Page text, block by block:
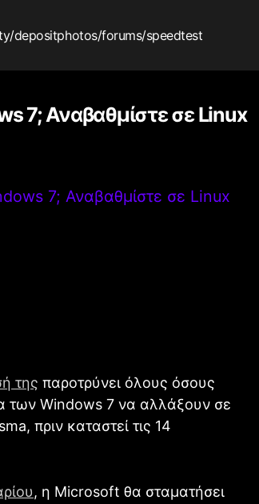
/depositphotos/forums/speedtest
7; Αναβαθμίστε σε Linux
7; Αναβαθμίστε σε Linux
της παροτρύνει όλους όσους
των Windows 7 να αλλάξουν σε
πριν καταστεί τις 14
, η Microsoft θα σταματήσει